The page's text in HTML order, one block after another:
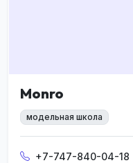
Monro
модельная школа
+7-747-840-04-18